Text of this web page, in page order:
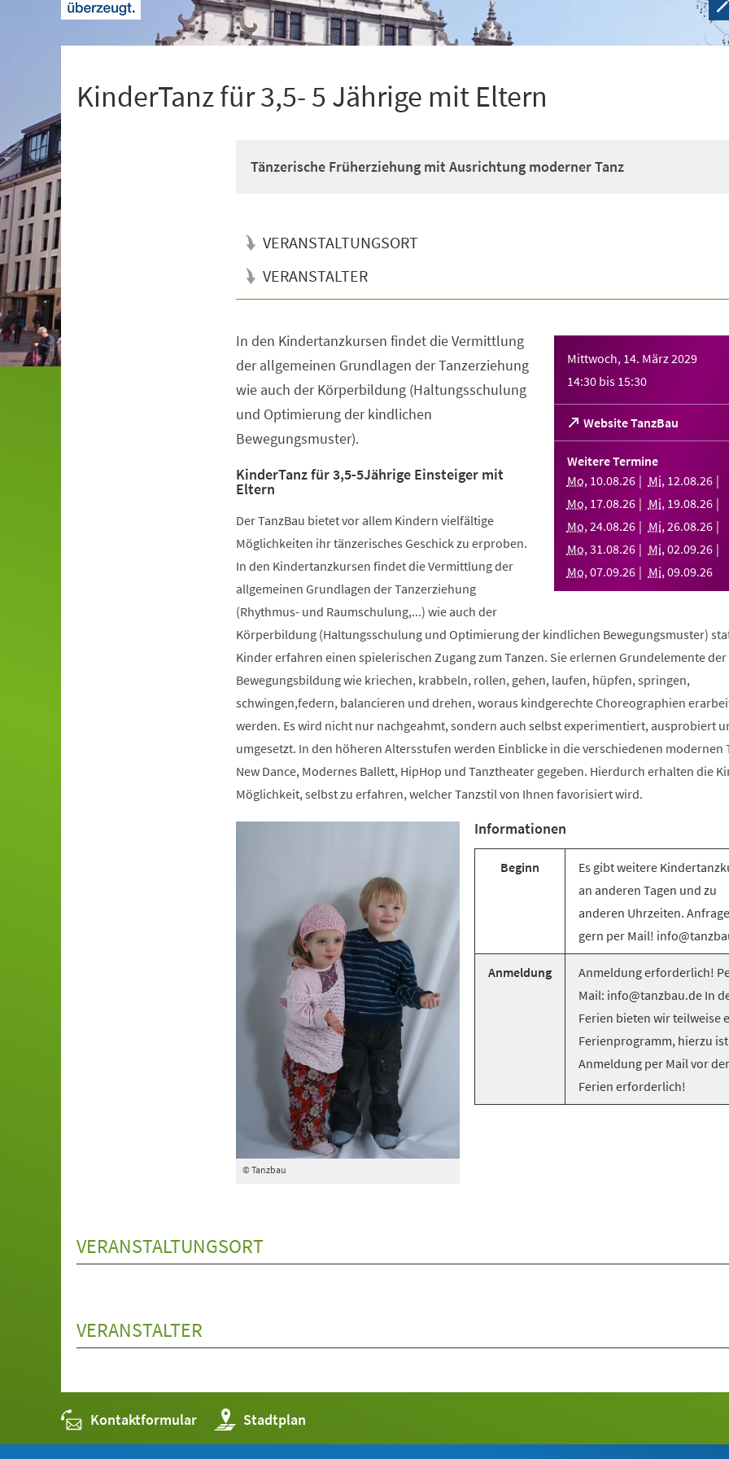
KinderTanz für 3,5- 5 Jährige mit Eltern
Tänzerische Früherziehung mit Ausrichtung moderner Tanz
VERANSTALTUNGSORT
VERANSTALTER
Mittwoch, 14. März 2029
14:30 bis 15:30
Website TanzBau
(Öffnet
in
einem
Tab)
Weitere Termine
Mo, 10.08.26 Mi, 12.08.26
Mo, 17.08.26 Mi, 19.08.26
Mo,24.08.26 Mi,26.08.26
Mo,31.08.26 Mi,02.09.26
Mo,07.09.26 Mi,09.09.26
In den Kindertanzkursen findet die Vermittlung
der allgemeinen Grundlagen der Tanzerziehung
wie auch der Körperbildung (Haltungsschulung
und Optimierung der kindlichen
Bewegungsmuster).
KinderTanz für 3,5-5Jährige Einsteiger mit
Eltern
Der TanzBau bietet vor allem Kindern vielfältige
Möglichkeiten ihr tänzerisches Geschick zu erproben.
In den Kindertanzkursen findet die Vermittlung der
allgemeinen Grundlagen der Tanzerziehung
(Rhythmus- und Raumschulung,...) wie auch der
Körperbildung (Haltungsschulung und Optimierung der kindlichen Bewegungsmuster)
Kinder erfahren einen spielerischen Zugang zum Tanzen. Sie erlernen Grundelemente der
Bewegungsbildung wie kriechen, krabbeln, rollen, gehen, laufen, hüpfen, springen,
schwingen,federn, balancieren und drehen, woraus kindgerechte Choreographien
werden. Es wird nicht nur nachgeahmt, sondern auch selbst experimentiert, ausprobiert
umgesetzt. In den höheren Altersstufen werden Einblicke in die verschiedenen modernen
New Dance, Modernes Ballett, HipHop und Tanztheater gegeben. Hierdurch erhalten die
Möglichkeit, selbst zu erfahren, welcher Tanzstil von Ihnen favorisiert wird.
© Tanzbau
Informationen
Beginn
Es gibt weitere
an anderen Tagen und zu
anderen Uhrzeiten.
gern per Mail!
Anmeldung
Anmeldung erforderlich!
Mail: info@tanzbau.de In
Ferien bieten wir teilweise
Ferienprogramm, hierzu
Anmeldung per Mail vor
Ferien erforderlich!
VERANSTALTUNGSORT
VERANSTALTER
Kontaktformular Stadtplan
(Öffnet
in
einem